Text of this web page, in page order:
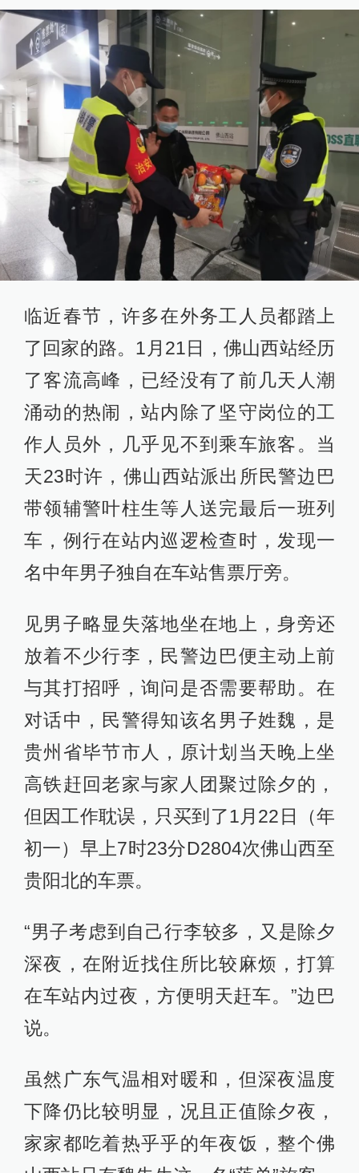
临近春节，许多在外务工人员都踏上
了回家的路。1月21日，佛山西站经历
了客流高峰，已经没有了前几天人潮
涌动的热闹，站内除了坚守岗位的工
作人员外，几乎见不到乘车旅客。当
天23时许，佛山西站派出所民警边巴
带领辅警叶柱生等人送完最后一班列
车，例行在站内巡逻检查时，发现一
名中年男子独自在车站售票厅旁。
见男子略显失落地坐在地上，身旁还
放着不少行李，民警边巴便主动上前
与其打招呼，询问是否需要帮助。在
对话中，民警得知该名男子姓魏，是
贵州省毕节市人，原计划当天晚上坐
高铁赶回老家与家人团聚过除夕的，
但因工作耽误，只买到了1月22日（年
初一）早上7时23分D2804次佛山西至
贵阳北的车票。
“男子考虑到自己行李较多，又是除夕
深夜，在附近找住所比较麻烦，打算
在车站内过夜，方便明天赶车。”边巴
说。
虽然广东气温相对暖和，但深夜温度
下降仍比较明显，况且正值除夕夜，
家家都吃着热乎乎的年夜饭，整个佛